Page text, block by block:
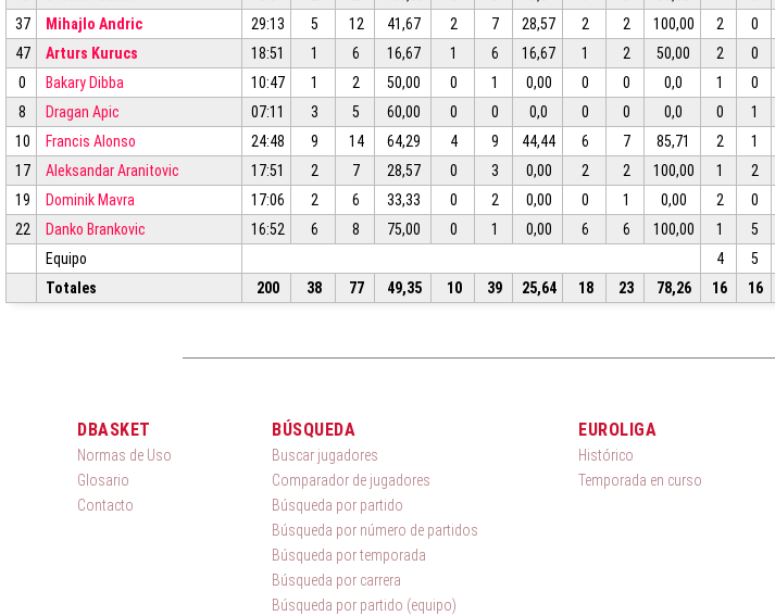
37
Mihajlo Andric 29:13 5 12 41,67 2 7 28,57 2 2 100,00 2 0
47
Arturs Kurucs 18:51 1 6 16,67 1 6 16,67 1 2 50,00 2 0
0
Bakary Dibba 10:47 1 2 50,00 0 1 0,00 0 0 0,0 1 0
8
Dragan Apic 07:11 3 5 60,00 0 0 0,0 0 0 0,0 0 1
10
Francis Alonso 24:48 9 14 64,29 4 9 44,44 6 7 85,71 2 1
17
Aleksandar Aranitovic 17:51 2 7 28,57 0 3 0,00 2 2 100,00 1 2
19
Dominik Mavra 17:06 2 6 33,33 0 2 0,00 0 1 0,00 2 0
22
Danko Brankovic 16:52 6 8 75,00 0 1 0,00 6 6 100,00 1 5
Equipo
4 5
Totales
200 38 77 49,35 10 39 25,64 18 23 78,26 16 16
DBASKET
Normas de Uso
Glosario
Contacto
BÚSQUEDA
Buscar jugadores
Comparador de jugadores
Búsqueda por partido
Búsqueda por número de partidos
Búsqueda por temporada
Búsqueda por carrera
Búsqueda por partido (equipo)
EUROLIGA
Histórico
Temporada en curso